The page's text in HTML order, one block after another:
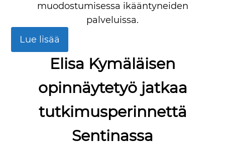
muodostumisessa ikääntyneiden
palveluissa.
Lue lisää
Elisa Kymäläisen
opinnäytetyö jatkaa
tutkimusperinnettä
Sentinassa